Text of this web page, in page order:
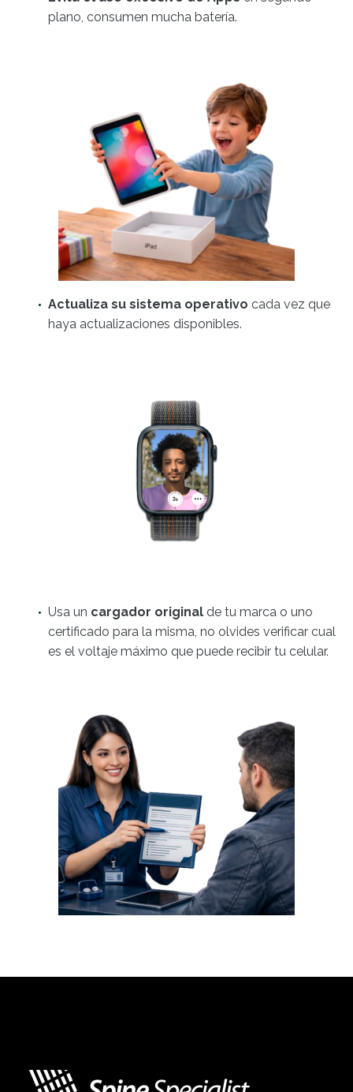
plano, consumen mucha batería.
Actualiza su sistema operativo cada vez que
haya actualizaciones disponibles.
Usa un cargador original de tu marca o uno
certificado para la misma, no olvides verificar cual
es el voltaje máximo que puede recibir tu celular.